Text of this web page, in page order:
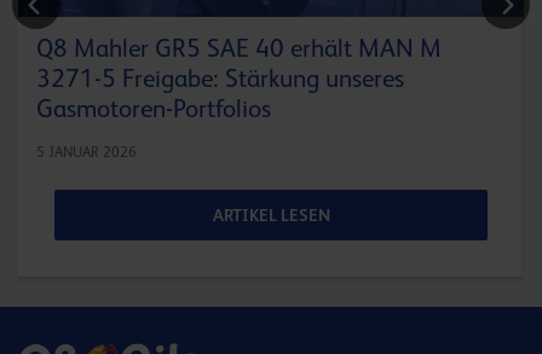
Q8 Mahler GR5 SAE 40 erhält MAN M
3271-5 Freigabe: Stärkung unseres
Gasmotoren-Portfolios
5 JANUAR 2026
ARTIKEL LESEN